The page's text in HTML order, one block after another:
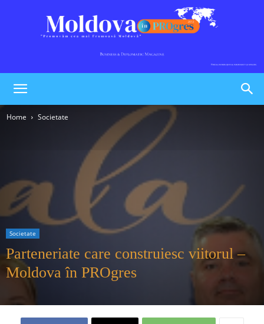
în
PROgres
Home Societate
Societate
Parteneriate care construiesc viitorul –
Moldova în PROgres